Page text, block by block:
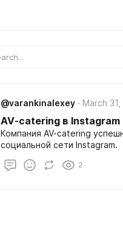
@varankinalexey March 31,
AV-catering в Instagram
Компания AV-catering
социальной сети Instagram.
2